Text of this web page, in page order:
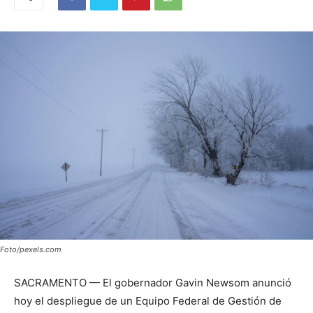
Foto/pexels.com
SACRAMENTO — El gobernador Gavin Newsom anunció
hoy el despliegue de un Equipo Federal de Gestión de